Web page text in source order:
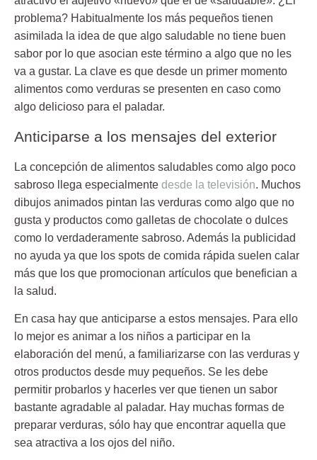
problema? Habitualmente los más pequeños tienen
asimilada la idea de que algo saludable no tiene buen
sabor por lo que asocian este término a algo que no les
va a gustar. La clave es que desde un primer momento
alimentos como verduras se presenten en caso como
algo delicioso para el paladar.
Anticiparse a los mensajes del exterior
La concepción de alimentos saludables como algo poco
sabroso llega especialmente desde la televisión. Muchos
dibujos animados pintan las verduras como algo que no
gusta y productos como galletas de chocolate o dulces
como lo verdaderamente sabroso. Además la publicidad
no ayuda ya que los spots de comida rápida suelen calar
más que los que promocionan artículos que benefician a
la salud.
En casa hay que anticiparse a estos mensajes. Para ello
lo mejor es animar a los niños a participar en la
elaboración del menú, a familiarizarse con las verduras y
otros productos desde muy pequeños. Se les debe
permitir probarlos y hacerles ver que tienen un sabor
bastante agradable al paladar. Hay muchas formas de
preparar verduras, sólo hay que encontrar aquella que
sea atractiva a los ojos del niño.